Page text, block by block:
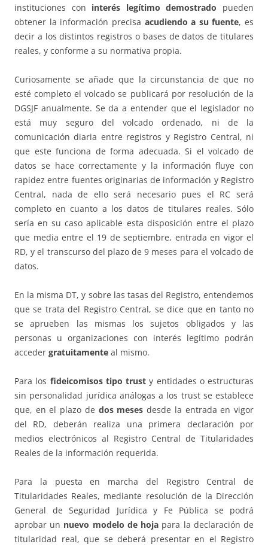
instituciones con interés legítimo demostrado pueden
obtener la información precisa acudiendo a su fuente, es
decir a los distintos registros o bases de datos de titulares
reales, y conforme a su normativa propia.
Curiosamente se añade que la circunstancia de que no
esté completo el volcado se publicará por resolución de la
DGSJF anualmente. Se da a entender que el legislador no
está muy seguro del volcado ordenado, ni de la
comunicación diaria entre registros y Registro Central, ni
que este funciona de forma adecuada. Si el volcado de
datos se hace correctamente y la información fluye con
rapidez entre fuentes originarias de información y Registro
Central, nada de ello será necesario pues el RC será
completo en cuanto a los datos de titulares reales. Sólo
sería en su caso aplicable esta disposición entre el plazo
que media entre el 19 de septiembre, entrada en vigor el
RD, y el transcurso del plazo de 9 meses para el volcado de
datos.
En la misma DT, y sobre las tasas del Registro, entendemos
que se trata del Registro Central, se dice que en tanto no
se aprueben las mismas los sujetos obligados y las
personas u organizaciones con interés legítimo podrán
acceder gratuitamente al mismo.
Para los fideicomisos tipo trust y entidades o estructuras
sin personalidad jurídica análogas a los trust se establece
que, en el plazo de dos meses desde la entrada en vigor
del RD, deberán realiza una primera declaración por
medios electrónicos al Registro Central de Titularidades
Reales de la información requerida.
Para la puesta en marcha del Registro Central de
Titularidades Reales, mediante resolución de la Dirección
General de Seguridad Jurídica y Fe Pública se podrá
aprobar un nuevo modelo de hoja para la declaración de
titularidad real, que se deberá presentar en el Registro